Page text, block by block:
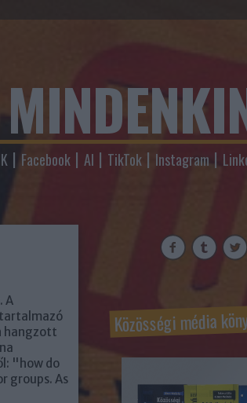
Facebook AI TikTok Instagram
A
hangzott
"how do
groups. As
Közösségi média